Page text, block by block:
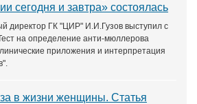
сегодня и завтра» состоялась
директор ГК "ЦИР" И.И.Гузов выступил с
на определение анти-мюллерова
приложения и интерпретация
в жизни женщины. Статья